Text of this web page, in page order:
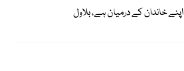
اپنے خاندان کے درمیان ہے، بلاول